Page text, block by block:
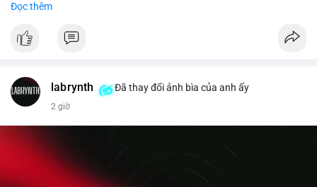
✅ Phản hồi trong 24 giờ
✅ Email: localpvashop@gmail.com
Đọc thêm
labrynth Đã thay đổi ảnh bìa của anh ấy
2 giờ